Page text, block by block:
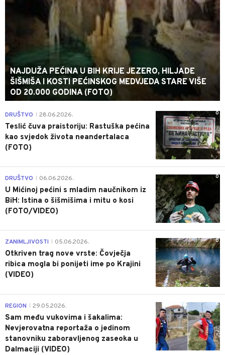
NAJDUŽA PEĆINA U BIH KRIJE JEZERO, HILJADE
ŠIŠMIŠA I KOSTI PEĆINSKOG MEDVJEDA STARE VIŠE
OD 20.000 GODINA (FOTO)
0
DRUŠTVO 28.06.2026.
Teslić čuva praistoriju: Rastuška pećina
kao svjedok života neandertalaca
(FOTO)
0
DRUŠTVO 06.06.2026.
U Mićinoj pećini s mladim naučnikom iz
BiH: Istina o šišmišima i mitu o kosi
(FOTO/VIDEO)
0
ZANIMLJIVOSTI 05.06.2026.
Otkriven trag nove vrste: Čovječja
ribica mogla bi ponijeti ime po Krajini
(VIDEO)
0
REGION 29.05.2026.
Sam među vukovima i šakalima:
Nevjerovatna reportaža o jedinom
stanovniku zaboravljenog zaseoka u
Dalmaciji (VIDEO)